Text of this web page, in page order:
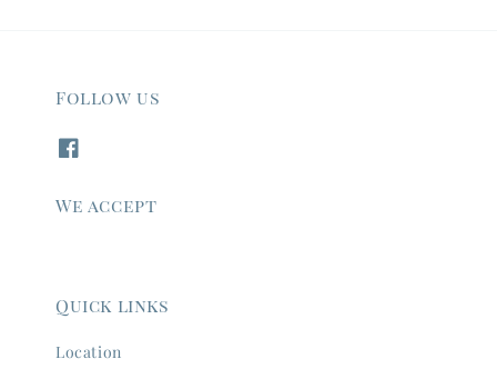
Follow us
We accept
Quick links
Location